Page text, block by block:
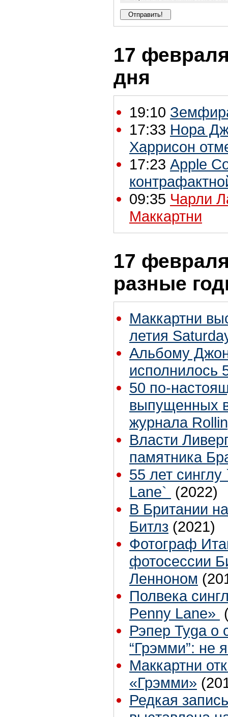
17
дня
19:10
17:33 Нора
Харрисон
17:23 Apple
09:35 Чарли
Маккартни
17
разные
Маккартни
летия
Альбому
исполнилось
50 по-
выпущенных
журнала
Власти
памятника
55 лет
Lane` (2022)
В Британии
Битлз (2021)
Фотограф
фотосессии
Ленноном
Полвека
Penny Lane»
Рэпер Tyga о
“Грэмми”: не
Маккартни
«Грэмми»
Редкая